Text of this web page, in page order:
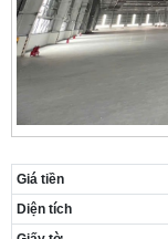
Giá tiền
Diện tích